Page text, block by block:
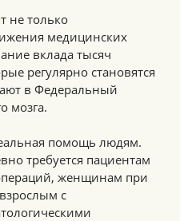
не только
медицинских
вклада тысяч
регулярно становятся
в Федеральный
мозга.
помощь людям.
требуется пациентам
женщинам при
с